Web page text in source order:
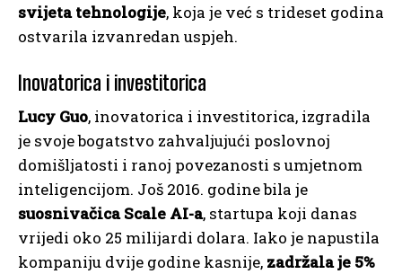
svijeta tehnologije, koja je već s trideset godina
ostvarila izvanredan uspjeh.
Inovatorica i investitorica
Lucy Guo, inovatorica i investitorica, izgradila
je svoje bogatstvo zahvaljujući poslovnoj
domišljatosti i ranoj povezanosti s umjetnom
inteligencijom. Još 2016. godine bila je
suosnivačica Scale AI-a, startupa koji danas
vrijedi oko 25 milijardi dolara. Iako je napustila
kompaniju dvije godine kasnije, zadržala je 5%